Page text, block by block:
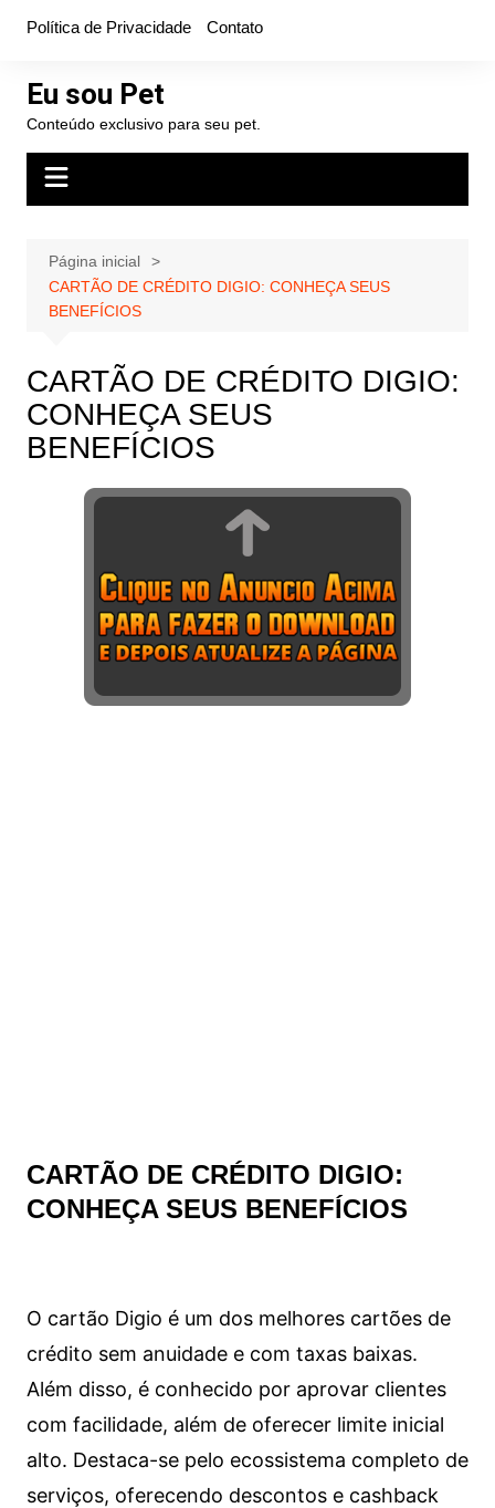
conteúdo
Política de Privacidade Contato
Eu sou Pet
Conteúdo exclusivo para seu pet.
Página inicial
CARTÃO DE CRÉDITO DIGIO: CONHEÇA SEUS
BENEFÍCIOS
CARTÃO DE CRÉDITO DIGIO:
CONHEÇA SEUS
BENEFÍCIOS
CARTÃO DE CRÉDITO DIGIO:
CONHEÇA SEUS BENEFÍCIOS
O cartão Digio é um dos melhores cartões de
crédito sem anuidade e com taxas baixas.
Além disso, é conhecido por aprovar clientes
com facilidade, além de oferecer limite inicial
alto. Destaca-se pelo ecossistema completo de
serviços, oferecendo descontos e cashback